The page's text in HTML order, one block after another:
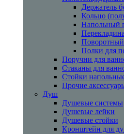
Держатель
Кольцо
Напольный
Поворотный
Полки для
Поручни для
Стаканы для
Стойки
Прочие
Душ
Душевые системы
Душевые лейки
Душевые стойки
Кронштейн для